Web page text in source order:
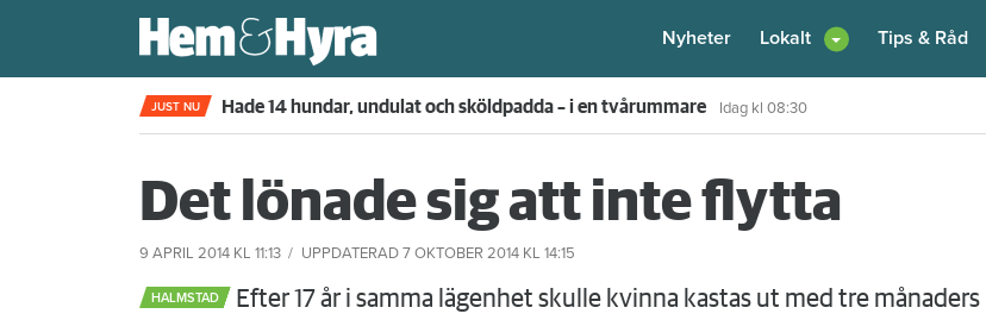
Nyheter Lokalt Tips & Råd
JUST NU Kompisdealen blev verklighet – 40 år senare: "Flera fina fördelar med att dela bostad"
Det lönade sig att inte flytta
9 APRIL 2014 KL 11:13 UPPDATERAD 7 OKTOBER 2014 KL 14:15
HALMSTAD
Efter 17 år i samma lägenhet skulle kvinna kastas ut med tre månaders